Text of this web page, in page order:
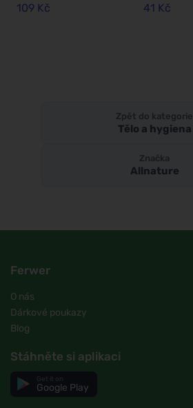
109 Kč 41 Kč
Zpět do kategorie
Tělo a hygiena
Značka
Allnature
Ferwer
O nás
Dárkové poukazy
Blog
Stáhněte si aplikaci
Google Play